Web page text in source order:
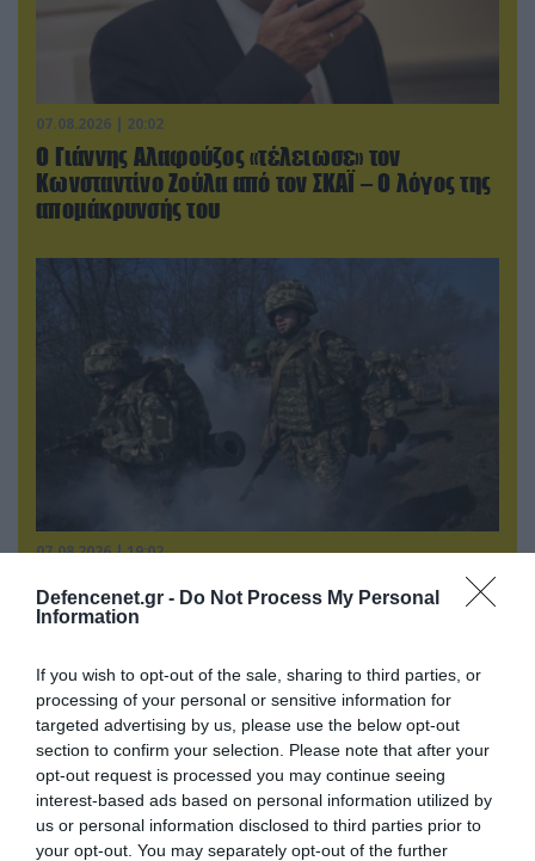
Defencenet.gr - Do Not Process My Personal
Information
If you wish to opt-out of the sale, sharing to third parties, or
processing of your personal or sensitive information for
targeted advertising by us, please use the below opt-out
section to confirm your selection. Please note that after your
opt-out request is processed you may continue seeing
interest-based ads based on personal information utilized by
us or personal information disclosed to third parties prior to
your opt-out. You may separately opt-out of the further
07.08.2026 | 20:02
Ο Γιάννης Αλαφούζος «τέλειωσε» τον
Κωνσταντίνο Ζούλα από τον ΣΚΑΪ – Ο λόγος της
απομάκρυνσής του
07.08.2026 | 19:02
Απετράπη το εγχείρημα Ουκρανών για
αντεπίθεση στο Κολομίγτσι: Δείτε το πριν & το